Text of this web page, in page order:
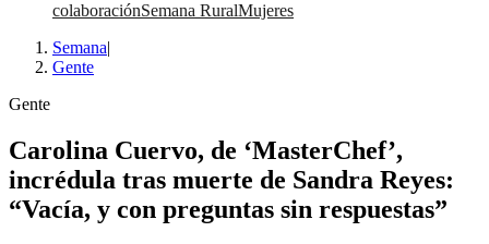
colaboraciónSemana RuralMujeres
Semana|
Gente
Gente
Carolina Cuervo, de ‘MasterChef’,
incrédula tras muerte de Sandra Reyes:
“Vacía, y con preguntas sin respuestas”